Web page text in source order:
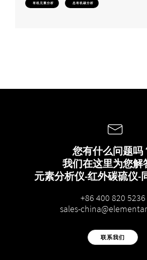
有机元素分析 总有机碳分析
您有什么问题吗
我们在这里为您解
元素分析仪-红外碳硫仪-
+86 400 820 5236
sales-
联系我们